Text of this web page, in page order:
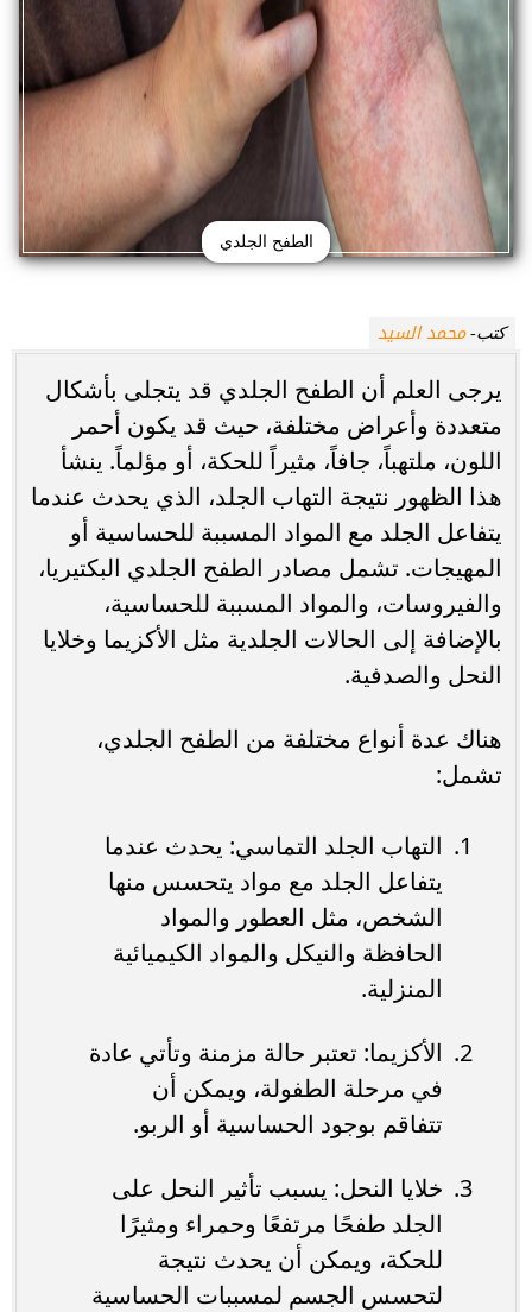
الطفح الجلدي
كتب-محمد السيد
يرجى العلم أن الطفح الجلدي قد يتجلى بأشكال
متعددة وأعراض مختلفة، حيث قد يكون أحمر
اللون، ملتهباً، جافاً، مثيراً للحكة، أو مؤلماً. ينشأ
هذا الظهور نتيجة التهاب الجلد، الذي يحدث عندما
يتفاعل الجلد مع المواد المسببة للحساسية أو
المهيجات. تشمل مصادر الطفح الجلدي البكتيريا،
والفيروسات، والمواد المسببة للحساسية،
بالإضافة إلى الحالات الجلدية مثل الأكزيما وخلايا
النحل والصدفية.
هناك عدة أنواع مختلفة من الطفح الجلدي،
تشمل:
التهاب الجلد التماسي: يحدث عندما
يتفاعل الجلد مع مواد يتحسس منها
الشخص، مثل العطور والمواد
الحافظة والنيكل والمواد الكيميائية
المنزلية.
الأكزيما: تعتبر حالة مزمنة وتأتي عادة
في مرحلة الطفولة، ويمكن أن
تتفاقم بوجود الحساسية أو الربو.
خلايا النحل: يسبب تأثير النحل على
الجلد طفحًا مرتفعًا وحمراء ومثيرًا
للحكة، ويمكن أن يحدث نتيجة
لتحسس الجسم لمسببات الحساسية